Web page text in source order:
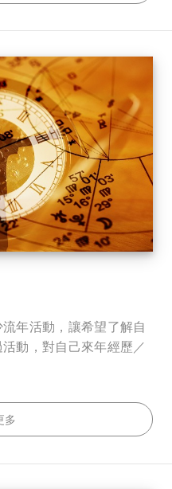
年活動，讓希望了解自
動，對自己來年經歷／
多